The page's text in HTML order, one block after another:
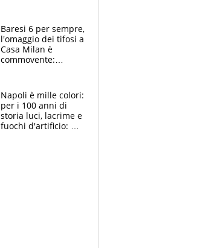
circondati
dall'affetto dei tifosi
Baresi 6 per sempre,
l'omaggio dei tifosi a
Casa Milan è
commovente:
bigliettini
Napoli è mille colori:
per i 100 anni di
storia luci, lacrime e
fuochi d'artificio: De